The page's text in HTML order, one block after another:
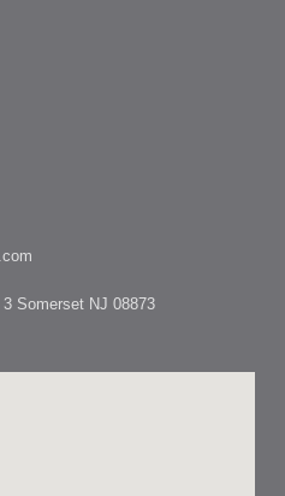
Somerset NJ 08873